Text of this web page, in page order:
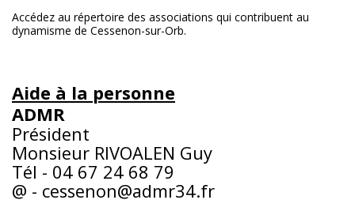
Accédez au répertoire des associations qui contribuent au
dynamisme de Cessenon-sur-Orb.
Aide à la personne
ADMR
Président
Monsieur RIVOALEN Guy
Tél - 04 67 24 68 79
@ - cessenon@admr34.fr